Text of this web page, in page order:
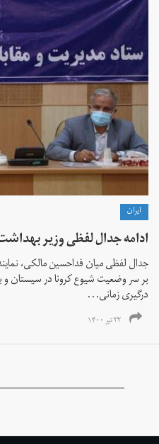
ايران
ادامه جدال لفظی وزیر
جدال لفظی میان فداحسین مالکی،
بر سر وضعیت شیوع کرونا در سیستان و
درگیری زمانی...
۲۲ تیر ۱۴۰۰